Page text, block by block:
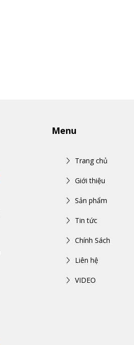
Menu
Trang chủ
Giới thiệu
Sản phẩm
Tin tức
Chính Sách
Liên hệ
VIDEO